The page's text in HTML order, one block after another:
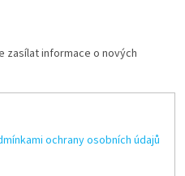
zasílat informace o nových
ochrany osobních údajů